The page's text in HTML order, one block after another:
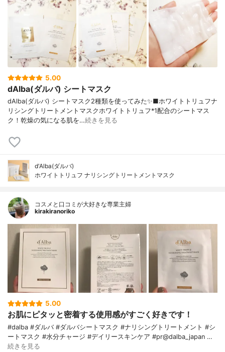
5.00
dAlba(ダルバ) シートマスク
dAlba(ダルバ) シートマスク2種類を使ってみた✨■ホワイトトリュフナ
リシングトリートメントマスクホワイトトリュフ*1配合のシートマス
ク！乾燥の気になる肌を…続きを見る
d'Alba(ダルバ)
ホワイトトリュフ ナリシングトリートメントマスク
コスメと口コミが大好きな専業主婦
kirakiranoriko
5.00
お肌にピタッと密着する使用感がすごく好きです！
#dalba #ダルバ #ダルバシートマスク #ナリシングトリートメント #シ
ートマスク #水分チャージ #デイリースキンケア #pr@dalba_japan …
続きを見る